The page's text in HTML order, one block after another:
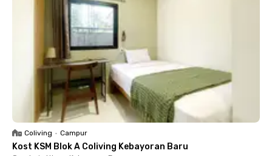
Coliving • Campur
Kost KSM Blok A Coliving Kebayoran Baru